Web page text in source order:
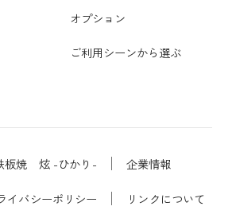
オプション
ご利用シーンから選ぶ
板焼 炫 -ひかり- 企業情報
イバシーポリシー リンクについて